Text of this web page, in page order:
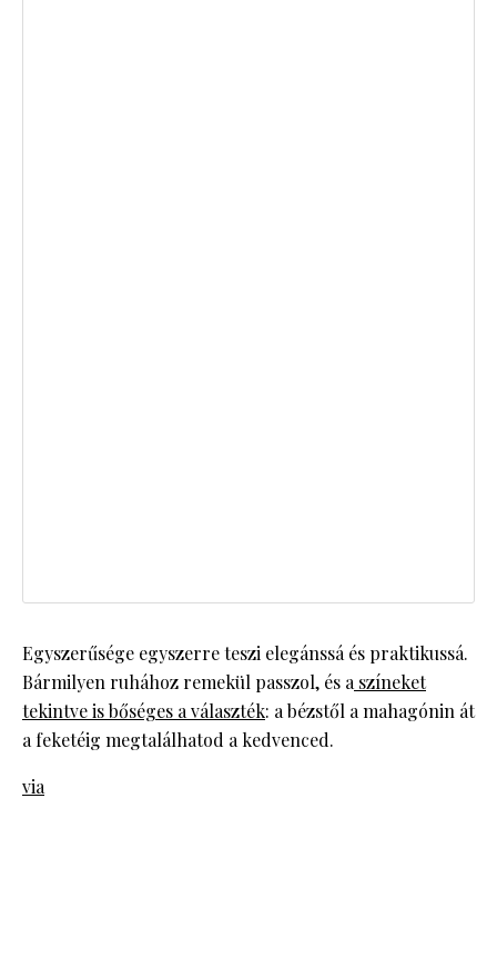
Egyszerűsége egyszerre teszi elegánssá és praktikussá.
Bármilyen ruhához remekül passzol, és aszíneket
tekintve is bőséges a választék: a bézstől a mahagónin át
a feketéig megtalálhatod a kedvenced.
via